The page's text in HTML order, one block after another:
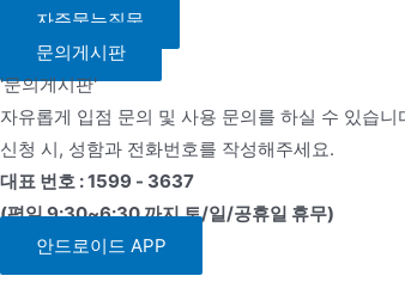
자주묻는질문
문의게시판
'문의게시판'
자유롭게 입점 문의 및 사용 문의를 하실 수 있습니
신청 시, 성함과 전화번호를 작성해주세요.
대표 번호 : 1599 - 3637
(평일 9:30~6:30 까지 토/일/공휴일 휴무)
안드로이드 APP